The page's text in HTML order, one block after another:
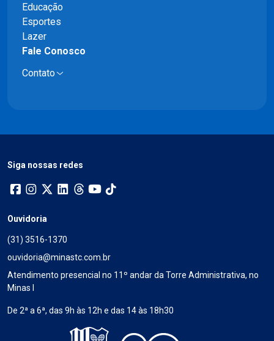
Educação
Esportes
Lazer
Fale Conosco
Contato
Siga nossas redes
Ouvidoria
(31) 3516-1370
ouvidoria@minastc.com.br
Atendimento presencial no 11º andar da Torre Administrativa, no
Minas I
De 2ª a 6ª, das 9h às 12h e das 14 às 18h30